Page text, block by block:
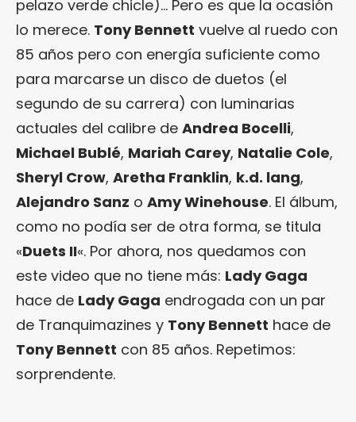
pelazo verde chicle)… Pero es que la ocasión
lo merece. Tony Bennett vuelve al ruedo con
85 años pero con energía suficiente como
para marcarse un disco de duetos (el
segundo de su carrera) con luminarias
actuales del calibre de Andrea Bocelli,
Michael Bublé, Mariah Carey, Natalie Cole,
Sheryl Crow, Aretha Franklin, k.d. lang,
Alejandro Sanz o Amy Winehouse. El álbum,
como no podía ser de otra forma, se titula
«Duets II«. Por ahora, nos quedamos con
este video que no tiene más: Lady Gaga
hace de Lady Gaga endrogada con un par
de Tranquimazines y Tony Bennett hace de
Tony Bennett con 85 años. Repetimos:
sorprendente.